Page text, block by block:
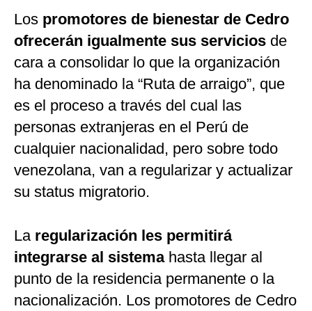
Los promotores de bienestar de Cedro
ofrecerán igualmente sus servicios de
cara a consolidar lo que la organización
ha denominado la “Ruta de arraigo”, que
es el proceso a través del cual las
personas extranjeras en el Perú de
cualquier nacionalidad, pero sobre todo
venezolana, van a regularizar y actualizar
su status migratorio.
La regularización les permitirá
integrarse al sistemahasta llegar al
punto de la residencia permanente o la
nacionalización. Los promotores de Cedro